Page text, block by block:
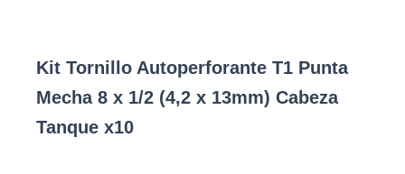
Kit Tornillo Autoperforante T1 Punta
Mecha 8 x 1/2 (4,2 x 13mm) Cabeza
Tanque x10